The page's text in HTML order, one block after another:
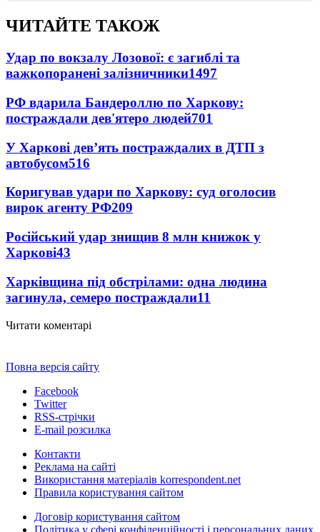
ЧИТАЙТЕ ТАКОЖ
Удар по вокзалу Лозової: є загиблі та
важкопоранені залізничники1497
РФ вдарила Бандероллю по Харкову:
постраждали дев'ятеро людей701
У Харкові дев’ять постраждалих в ДТП з
автобусом516
Коригував удари по Харкову: суд оголосив
вирок агенту РФ209
Російський удар знищив 8 млн книжок у
Харкові43
Харківщина під обстрілами: одна людина
загинула, семеро постраждали11
Читати коментарі
Повна версія сайту
Facebook
Twitter
RSS-стрічки
E-mail розсилка
Контакти
Реклама на сайті
Використання матеріалів korrespondent.net
Правила користування сайтом
Договір користування сайтом
Політика у сфері конфіденційності і персональних даних